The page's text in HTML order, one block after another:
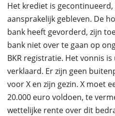
Het krediet is gecontinueerd,
aansprakelijk gebleven. De
bank heeft gevorderd, zijn
bank niet over te gaan op
BKR registratie. Het vonnis
verklaard. Er zijn geen
voor X en zijn gezin. X moet
20.000 euro voldoen, te
wettelijke rente over dit